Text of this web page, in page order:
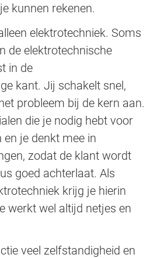
kunnen rekenen.
elektrotechniek. Soms
de elektrotechnische
in de
kant. Jij schakelt snel,
probleem bij de kern aan.
die je nodig hebt voor
je denkt mee in
zodat de klant wordt
goed achterlaat. Als
krijg je hierin
werkt wel altijd netjes en
veel zelfstandigheid en